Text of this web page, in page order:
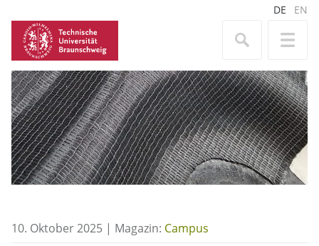
DE EN
10. Oktober 2025 | Magazin: Campus